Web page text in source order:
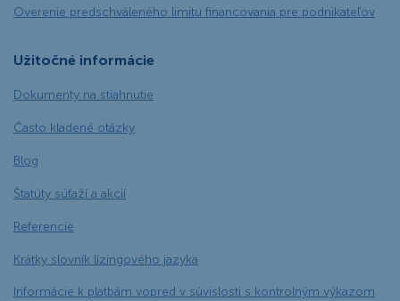
Overenie predschváleného limitu financovania pre podnikateľov
Užitočné informácie
Dokumenty na stiahnutie
Často kladené otázky
Blog
Štatúty súťaží a akcií
Referencie
Krátky slovník lízingového jazyka
Informácie k platbám vopred v súvislosti s kontrolným výkazom